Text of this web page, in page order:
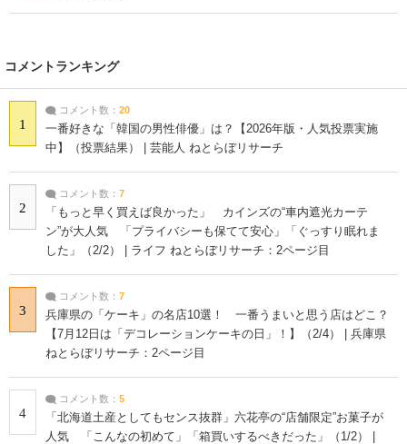
コメントランキング
1
コメント数： 20
一番好きな「韓国の男性俳優」は？【2026年版・人気投票実施
中】（投票結果） | 芸能人 ねとらぼリサーチ
2
コメント数： 7
「もっと早く買えば良かった」 カインズの“車内遮光カーテ
ン”が大人気 「プライバシーも保てて安心」「ぐっすり眠れま
した」（2/2） | ライフ ねとらぼリサーチ：2ページ目
3
コメント数： 7
兵庫県の「ケーキ」の名店10選！ 一番うまいと思う店はどこ？
【7月12日は「デコレーションケーキの日」！】（2/4） | 兵庫県
ねとらぼリサーチ：2ページ目
4
コメント数： 5
「北海道土産としてもセンス抜群」六花亭の“店舗限定”お菓子が
人気 「こんなの初めて」「箱買いするべきだった」（1/2） |